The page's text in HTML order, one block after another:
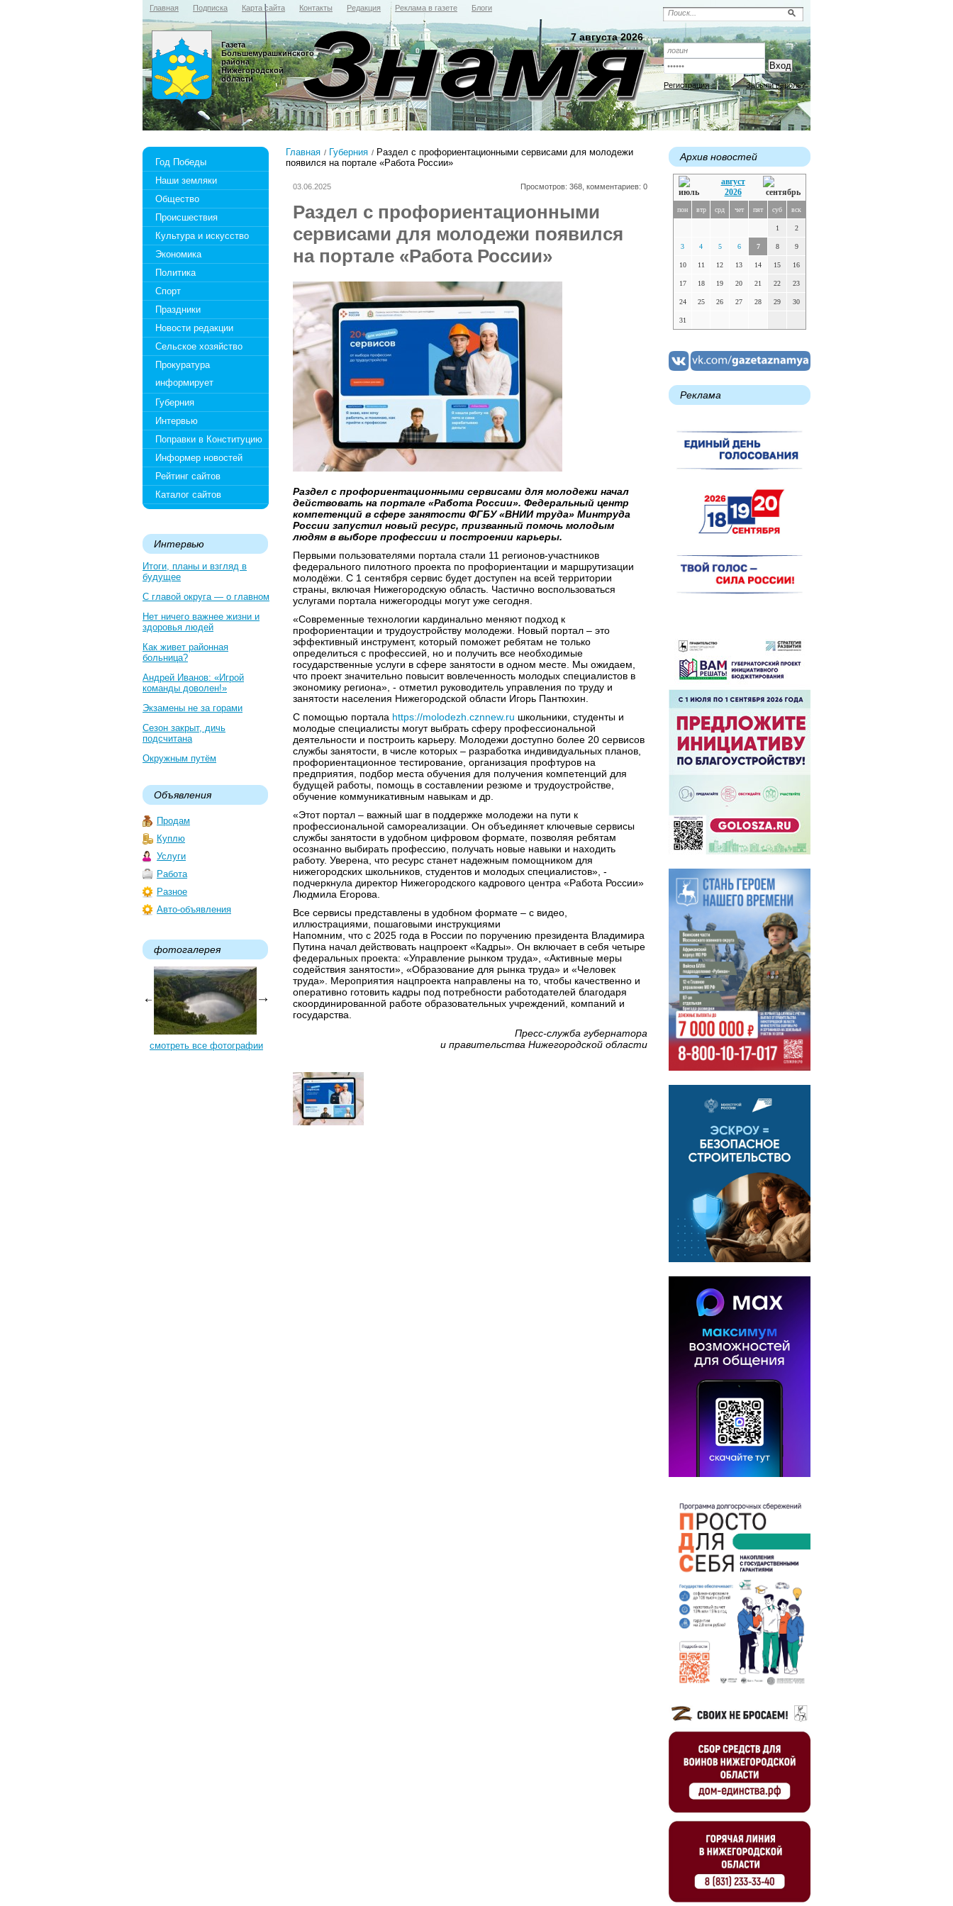
Главная Подписка Карта сайта Контакты Редакция Реклама в газете Блоги
Регистрация Забыли пароль?
7 августа 2026
Газета
Большемурашкинского
района
Нижегородской
области
Год Победы
Наши земляки
Общество
Происшествия
Культура и искусство
Экономика
Политика
Спорт
Праздники
Новости редакции
Сельское хозяйство
Прокуратура
информирует
Губерния
Интервью
Поправки в Конституцию
Информер новостей
Рейтинг сайтов
Каталог сайтов
Интервью
Итоги, планы и взгляд в
будущее
С главой округа — о главном
Нет ничего важнее жизни и
здоровья людей
Как живет районная
больница?
Андрей Иванов: «Игрой
команды доволен!»
Экзамены не за горами
Сезон закрыт, дичь
подсчитана
Окружным путём
Объявления
Продам
Куплю
Услуги
Работа
Разное
Авто-объявления
фотогалерея
смотреть все фотографии
Главная Губерния
Раздел с профориентационными сервисами для молодежи
появился на портале «Работа России»
03.06.2025 Просмотров: 368, комментариев: 0
Раздел с профориентационными
сервисами для молодежи появился
на портале «Работа России»
Раздел с профориентационными сервисами для молодежи начал
действовать на портале «Работа России». Федеральный центр
компетенций в сфере занятости ФГБУ «ВНИИ труда» Минтруда
России запустил новый ресурс, призванный помочь молодым
людям в выборе профессии и построении карьеры.
Первыми пользователями портала стали 11 регионов-участников
федерального пилотного проекта по профориентации и маршрутизации
молодёжи. С 1 сентября сервис будет доступен на всей территории
страны, включая Нижегородскую область. Частично воспользоваться
услугами портала нижегородцы могут уже сегодня.
«Современные технологии кардинально меняют подход к
профориентации и трудоустройству молодежи. Новый портал – это
эффективный инструмент, который поможет ребятам не только
определиться с профессией, но и получить все необходимые
государственные услуги в сфере занятости в одном месте. Мы ожидаем,
что проект значительно повысит вовлеченность молодых специалистов в
экономику региона», - отметил руководитель управления по труду и
занятости населения Нижегородской области Игорь Пантюхин.
С помощью портала https://molodezh.cznnew.ru школьники, студенты и
молодые специалисты могут выбрать сферу профессиональной
деятельности и построить карьеру. Молодежи доступно более 20 сервисов
службы занятости, в числе которых – разработка индивидуальных планов,
профориентационное тестирование, организация профтуров на
предприятия, подбор места обучения для получения компетенций для
будущей работы, помощь в составлении резюме и трудоустройстве,
обучение коммуникативным навыкам и др.
«Этот портал – важный шаг в поддержке молодежи на пути к
профессиональной самореализации. Он объединяет ключевые сервисы
службы занятости в удобном цифровом формате, позволяя ребятам
осознанно выбирать профессию, получать новые навыки и находить
работу. Уверена, что ресурс станет надежным помощником для
нижегородских школьников, студентов и молодых специалистов», -
подчеркнула директор Нижегородского кадрового центра «Работа России»
Людмила Егорова.
Все сервисы представлены в удобном формате – с видео,
иллюстрациями, пошаговыми инструкциями
Напомним, что с 2025 года в России по поручению президента Владимира
Путина начал действовать нацпроект «Кадры». Он включает в себя четыре
федеральных проекта: «Управление рынком труда», «Активные меры
содействия занятости», «Образование для рынка труда» и «Человек
труда». Мероприятия нацпроекта направлены на то, чтобы качественно и
оперативно готовить кадры под потребности работодателей благодаря
скоординированной работе образовательных учреждений, компаний и
государства.
Пресс-служба губернатора
и правительства Нижегородской области
Архив новостей
август
2026
пон втр срд чет пят суб вск
1 2
3 4 5 6 7 8 9
10 11 12 13 14 15 16
17 18 19 20 21 22 23
24 25 26 27 28 29 30
31
Реклама